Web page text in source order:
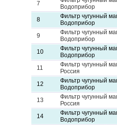
7
Водоприбор
8
Фильтр чугунный
Водоприбор
9
Фильтр чугунный
Водоприбор
10
Фильтр чугунный
Водоприбор
11
Фильтр чугунный
Россия
12
Фильтр чугунный
Водоприбор
13
Фильтр чугунный
Россия
14
Фильтр чугунный
Водоприбор